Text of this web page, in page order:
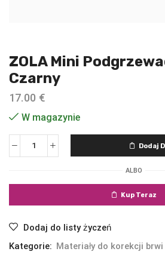
ZOLA Mini
Czarny
17.00 €
W magazynie
Dodaj
ALBO
Kup Teraz
Dodaj do listy życzeń
Kategorie: Materiały do korekcji brwi